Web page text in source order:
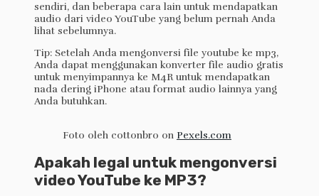
sendiri, dan beberapa cara lain untuk mendapatkan
audio dari video YouTube yang belum pernah Anda
lihat sebelumnya.
Tip: Setelah Anda mengonversi file youtube ke mp3,
Anda dapat menggunakan konverter file audio gratis
untuk menyimpannya ke M4R untuk mendapatkan
nada dering iPhone atau format audio lainnya yang
Anda butuhkan.
Foto oleh cottonbro on Pexels.com
Apakah legal untuk mengonversi
video YouTube ke MP3?